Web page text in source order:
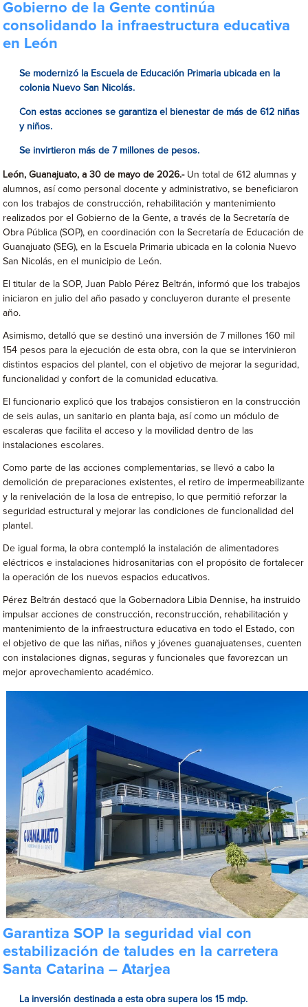
Gobierno de la Gente continúa
consolidando la infraestructura educativa
en León
Se modernizó la Escuela de Educación Primaria ubicada en la
colonia Nuevo San Nicolás.
Con estas acciones se garantiza el bienestar de más de 612 niñas
y niños.
Se invirtieron más de 7 millones de pesos.
León, Guanajuato, a 30 de mayo de 2026.-Un total de 612 alumnas y
alumnos, así como personal docente y administrativo, se beneficiaron
con los trabajos de construcción, rehabilitación y mantenimiento
realizados por el Gobierno de la Gente, a través de la Secretaría de
Obra Pública (SOP), en coordinación con la Secretaría de Educación de
Guanajuato (SEG), en la Escuela Primaria ubicada en la colonia Nuevo
San Nicolás, en el municipio de León.
El titular de la SOP, Juan Pablo Pérez Beltrán, informó que los trabajos
iniciaron en julio del año pasado y concluyeron durante el presente
año.
Asimismo, detalló que se destinó una inversión de 7 millones 160 mil
154 pesos para la ejecución de esta obra, con la que se intervinieron
distintos espacios del plantel, con el objetivo de mejorar la seguridad,
funcionalidad y confort de la comunidad educativa.
El funcionario explicó que los trabajos consistieron en la construcción
de seis aulas, un sanitario en planta baja, así como un módulo de
escaleras que facilita el acceso y la movilidad dentro de las
instalaciones escolares.
Como parte de las acciones complementarias, se llevó a cabo la
demolición de preparaciones existentes, el retiro de impermeabilizante
y la renivelación de la losa de entrepiso, lo que permitió reforzar la
seguridad estructural y mejorar las condiciones de funcionalidad del
plantel.
De igual forma, la obra contempló la instalación de alimentadores
eléctricos e instalaciones hidrosanitarias con el propósito de fortalecer
la operación de los nuevos espacios educativos.
Pérez Beltrán destacó que la Gobernadora Libia Dennise, ha instruido
impulsar acciones de construcción, reconstrucción, rehabilitación y
mantenimiento de la infraestructura educativa en todo el Estado, con
el objetivo de que las niñas, niños y jóvenes guanajuatenses, cuenten
con instalaciones dignas, seguras y funcionales que favorezcan un
mejor aprovechamiento académico.
Garantiza SOP la seguridad vial con
estabilización de taludes en la carretera
Santa Catarina – Atarjea
La inversión destinada a esta obra supera los 15 mdp.